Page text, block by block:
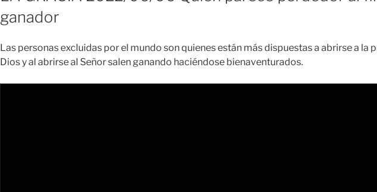
ganador
Las personas excluidas por el mundo son quienes están más dispuestas a abrirse a la
Dios y al abrirse al Señor salen ganando haciéndose bienaventurados.